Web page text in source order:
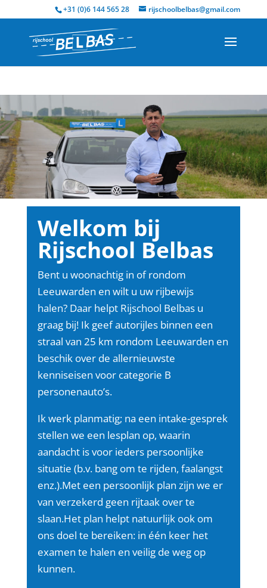
+31 (0)6 144 565 28 rijschoolbelbas@gmail.com
Welkom bij
Rijschool Belbas
Bent u woonachtig in of rondom
Leeuwarden en wilt u uw rijbewijs
halen? Daar helpt Rijschool Belbas u
graag bij! Ik geef autorijles binnen een
straal van 25 km rondom Leeuwarden en
beschik over de allernieuwste
kenniseisen voor categorie B
personenauto’s.
Ik werk planmatig; na een intake-gesprek
stellen we een lesplan op, waarin
aandacht is voor ieders persoonlijke
situatie (b.v. bang om te rijden, faalangst
enz.).Met een persoonlijk plan zijn we er
van verzekerd geen rijtaak over te
slaan.Het plan helpt natuurlijk ook om
ons doel te bereiken: in één keer het
examen te halen en veilig de weg op
kunnen.